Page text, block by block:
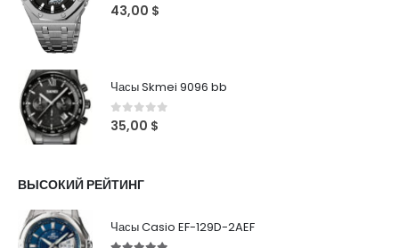
0 out of 5
43,00 $
Часы Skmei 9096 bb
0out of 5
35,00 $
ВЫСОКИЙ РЕЙТИНГ
Часы Casio EF-129D-2AEF